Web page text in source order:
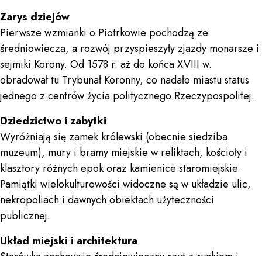
Zarys dziejów
Pierwsze wzmianki o Piotrkowie pochodzą ze
średniowiecza, a rozwój przyspieszyły zjazdy monarsze i
sejmiki Korony. Od 1578 r. aż do końca XVIII w.
obradował tu Trybunał Koronny, co nadało miastu status
jednego z centrów życia politycznego Rzeczypospolitej.
Dziedzictwo i zabytki
Wyróżniają się zamek królewski (obecnie siedziba
muzeum), mury i bramy miejskie w reliktach, kościoły i
klasztory różnych epok oraz kamienice staromiejskie.
Pamiątki wielokulturowości widoczne są w układzie ulic,
nekropoliach i dawnych obiektach użyteczności
publicznej.
Układ miejski i architektura